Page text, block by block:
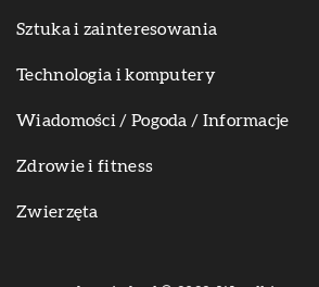
Sztuka i zainteresowania
Technologia i komputery
Wiadomości / Pogoda / Informacje
Zdrowie i fitness
Zwierzęta